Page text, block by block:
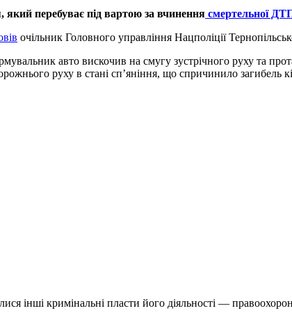
який перебуває під вартою за вчинення смертельної
очільник Головного управління Нацполіції
авто вискочив на смугу зустрічного руху та
руху в стані сп’яніння, що спричинило загибель
інші кримінальні пласти його діяльності —